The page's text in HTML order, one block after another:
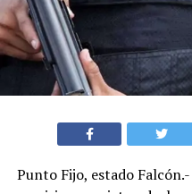
Punto Fijo, estado